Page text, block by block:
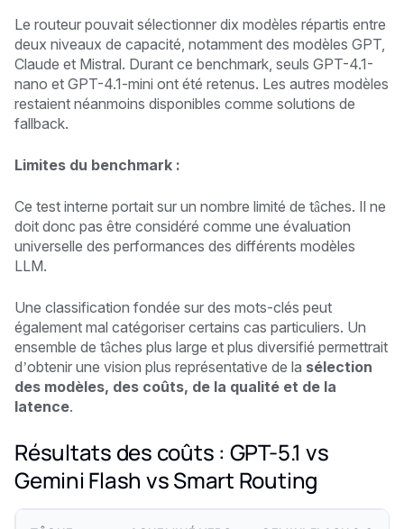
Le routeur pouvait sélectionner dix modèles répartis entre
deux niveaux de capacité, notamment des modèles GPT,
Claude et Mistral. Durant ce benchmark, seuls GPT-4.1-
nano et GPT-4.1-mini ont été retenus. Les autres modèles
restaient néanmoins disponibles comme solutions de
fallback.
Limites du benchmark :
Ce test interne portait sur un nombre limité de tâches. Il ne
doit donc pas être considéré comme une évaluation
universelle des performances des différents modèles
LLM.
Une classification fondée sur des mots-clés peut
également mal catégoriser certains cas particuliers. Un
ensemble de tâches plus large et plus diversifié permettrait
d’obtenir une vision plus représentative de la sélection
des modèles, des coûts, de la qualité et de la
latence.
Résultats des coûts : GPT-5.1 vs
Gemini Flash vs Smart Routing